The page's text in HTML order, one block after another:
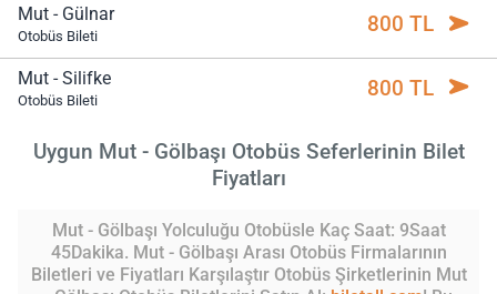
Mut - Gülnar
Otobüs Bileti 800 TL
Mut - Silifke
Otobüs Bileti 800 TL
Uygun Mut - Gölbaşı Otobüs Seferlerinin Bilet
Fiyatları
Mut - Gölbaşı Yolculuğu Otobüsle Kaç Saat: 9Saat
45Dakika. Mut - Gölbaşı Arası Otobüs Firmalarının
Biletleri ve Fiyatları Karşılaştır Otobüs Şirketlerinin Mut